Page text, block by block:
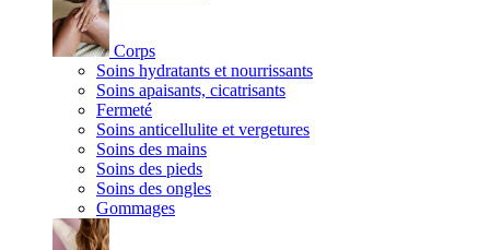
Corps
Soins hydratants et nourrissants
Soins apaisants, cicatrisants
Fermeté
Soins anticellulite et vergetures
Soins des mains
Soins des pieds
Soins des ongles
Gommages